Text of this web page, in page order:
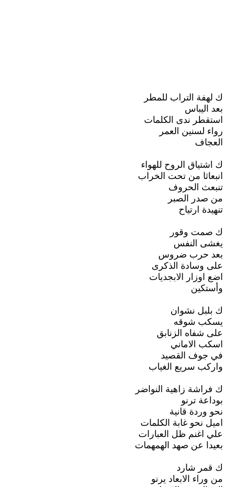
ك لهفة التراب للمطر
بعد اليباس
استقطر ندى الكلمات
رواء لسنين العمر
العجاف
ك اشتياق الروح للهواء
انبعاثا من تحت الخراب
تنبعث الحروف
من صدر الصبر
تنهيدة ارتياح
ك صمت وقور
يغشى النفس
بعد حرب ضروس
على وسادة الذكرى
اضع اوزار الابجديات
وأستكين
ك بلبل نشوان
يسكب شوقه
على شفاه الزنابق
اسكب الاماني
في جوف القصيد
واركب سريع الغياب
ك فراشة زاهية النواضر
بوداعة ترنو
نحو وردة قانية
اميل نحو غابة الكلمات
علي اغنم ظل العبارات
بعيدا عن صهد الهمهمات
ك قمر شارد
من وراء الابعاد يرنو